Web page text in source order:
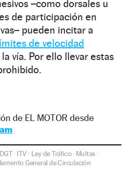
–como dorsales u
de participación en
pueden incitar a
de velocidad
vía. Por ello llevar estas
de EL MOTOR desde
DGT· ITV · Ley de Tráfico · Multas ·
General de Circulación